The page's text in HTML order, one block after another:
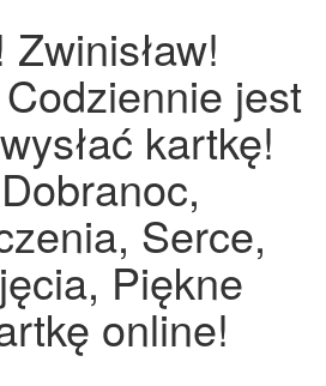
jest
kartkę!
Serce,
Piękne
online!